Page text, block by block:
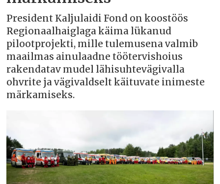
President Kaljulaidi Fond on koostöös
Regionaalhaiglaga käima lükanud
pilootprojekti, mille tulemusena valmib
maailmas ainulaadne töötervishoius
rakendatav mudel lähisuhtevägivalla
ohvrite ja vägivaldselt käituvate inimeste
märkamiseks.